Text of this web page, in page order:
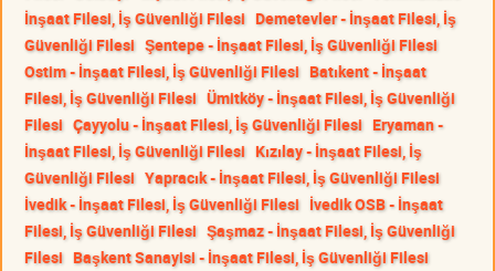
İnşaat Filesi, İş Güvenliği Filesi Demetevler - İnşaat Filesi, İş
Güvenliği Filesi Şentepe - İnşaat Filesi, İş Güvenliği Filesi
Ostim - İnşaat Filesi, İş Güvenliği Filesi Batıkent - İnşaat
Filesi, İş Güvenliği Filesi Ümitköy - İnşaat Filesi, İş Güvenliği
Filesi Çayyolu - İnşaat Filesi, İş Güvenliği Filesi Eryaman -
İnşaat Filesi, İş Güvenliği Filesi Kızılay - İnşaat Filesi, İş
Güvenliği Filesi Yapracık - İnşaat Filesi, İş Güvenliği Filesi
İvedik - İnşaat Filesi, İş Güvenliği Filesi İvedik OSB - İnşaat
Filesi, İş Güvenliği Filesi Şaşmaz - İnşaat Filesi, İş Güvenliği
Filesi Başkent Sanayisi - İnşaat Filesi, İş Güvenliği Filesi